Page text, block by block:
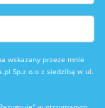
wskazany przeze mnie
Sp.z o.o z siedzibą w ul.